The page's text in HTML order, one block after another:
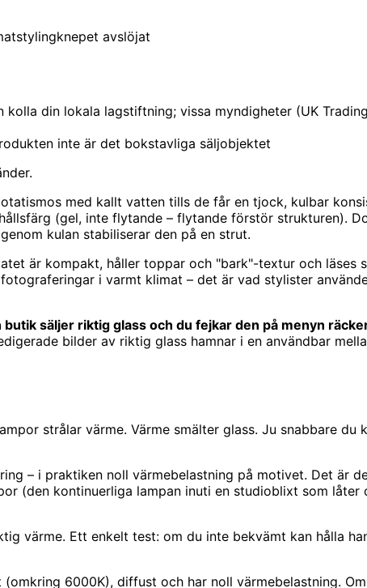
avslöjat
din lokala lagstiftning; vissa myndigheter (UK
inte är det bokstavliga säljobjektet
med kallt vatten tills de får en tjock, kulbar
(gel, inte flytande – flytande förstör strukturen).
kulan stabiliserar den på en strut.
är kompakt, håller toppar och "bark"-textur och läses
i varmt klimat – det är vad stylister
butik säljer riktig glass och du fejkar den på menyn
bilder av riktig glass hamnar i en användbar
strålar värme. Värme smälter glass. Ju snabbare du
– i praktiken noll värmebelastning på motivet. Det är
(den kontinuerliga lampan inuti en studioblixt som låter
värme. Ett enkelt test: om du inte bekvämt kan hålla
6000K), diffust och har noll värmebelastning.